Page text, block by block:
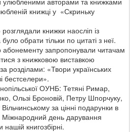
книжці у «Скриньку
книжки наосліп із
обрати тільки по цитаті з неї.
абонементу запропонували читачам
з книжковою виставкою
розділами: «Твори українських
бестселери».
ОУНБ: Тетяні Римар,
Ользі Броновій, Петру Шпорчуку,
за цінні подарунки в
день дарування
книгозбірні.